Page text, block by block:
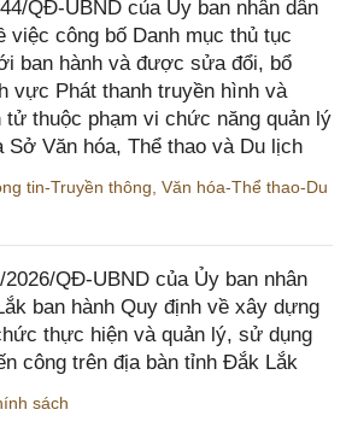
QĐ-UBND của Ủy ban nhân dân
việc công bố Danh mục thủ tục
ban hành và được sửa đổi, bổ
vực Phát thanh truyền hình và
tử thuộc phạm vi chức năng quản lý
Sở Văn hóa, Thể thao và Du lịch
tin-Truyền thông Văn hóa-Thể thao-Du
QĐ-UBND của Ủy ban nhân
ban hành Quy định về xây dựng
thực hiện và quản lý, sử dụng
công trên địa bàn tỉnh Đắk Lắk
sách